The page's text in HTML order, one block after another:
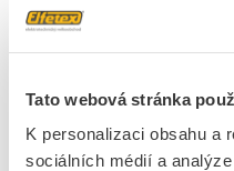
Tato webová stránka
K personalizaci obsahu a
sociálních médií a
Přípustná vnější teplota
Materiál povrchu
kontaktu
Ni /
Materiál pláště kabelu
PVC